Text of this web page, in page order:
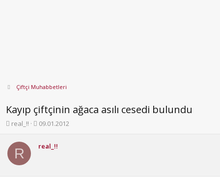
Çiftçi Muhabbetleri
Kayıp çiftçinin ağaca asılı cesedi bulundu
K
n
y
u
real_!!
B
l
g
09.01.2012
R real_!!